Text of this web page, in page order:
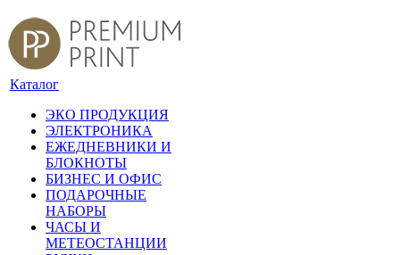
Каталог
ЭКО ПРОДУКЦИЯ
ЭЛЕКТРОНИКА
ЕЖЕДНЕВНИКИ И
БЛОКНОТЫ
БИЗНЕС И ОФИС
ПОДАРОЧНЫЕ
НАБОРЫ
ЧАСЫ И
МЕТЕОСТАНЦИИ